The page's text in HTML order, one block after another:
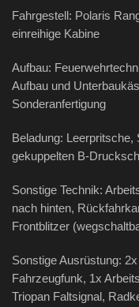
Fahrgestell: Polaris
einreihige Kabine
Aufbau:
Aufbau und
Sonderanfertigung
Beladung:
gekuppelten B-
Sonstige Technik:
nach hinten,
Frontblitzer
Sonstige Ausrüstung:
Fahrzeugfunk, 1x
Triopan Faltsignal,